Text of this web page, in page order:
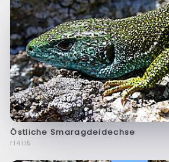
Östliche Smaragdeidechse
f14115